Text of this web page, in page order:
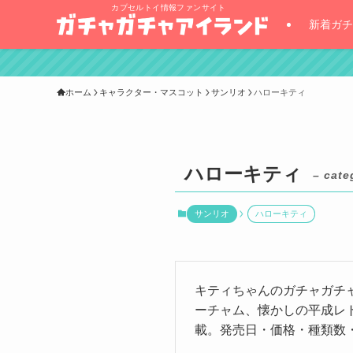
カプセルトイ情報ファンサイト
新着ガ
ホーム キャラクター・マスコット サンリオ ハローキティ
ハローキティ –
サンリオ ハローキティ
キティちゃんのガチャガチ
ーチャム、懐かしの平成レ
載。発売日・価格・種類数